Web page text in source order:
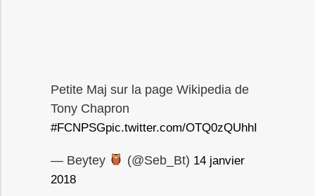
Petite Maj sur la page Wikipedia de
Tony Chapron
#FCNPSGpic.twitter.com/OTQ0zQUhhI
— Beytey (@Seb_Bt) 14 janvier
2018